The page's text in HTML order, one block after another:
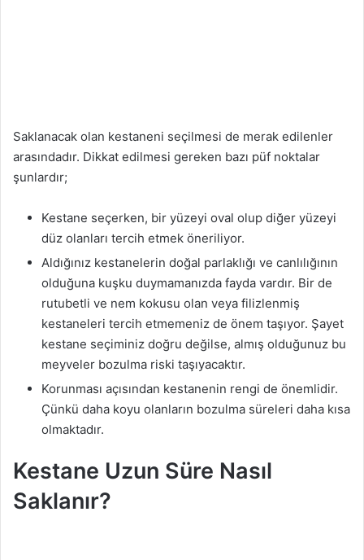
Saklanacak olan kestaneni seçilmesi de merak edilenler
arasındadır. Dikkat edilmesi gereken bazı püf noktalar
şunlardır;
Kestane seçerken, bir yüzeyi oval olup diğer yüzeyi
düz olanları tercih etmek öneriliyor.
Aldığınız kestanelerin doğal parlaklığı ve canlılığının
olduğuna kuşku duymamanızda fayda vardır. Bir de
rutubetli ve nem kokusu olan veya filizlenmiş
kestaneleri tercih etmemeniz de önem taşıyor. Şayet
kestane seçiminiz doğru değilse, almış olduğunuz bu
meyveler bozulma riski taşıyacaktır.
Korunması açısından kestanenin rengi de önemlidir.
Çünkü daha koyu olanların bozulma süreleri daha kısa
olmaktadır.
Kestane Uzun Süre Nasıl
Saklanır?